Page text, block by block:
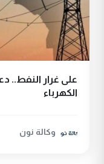
على غرار النفط..
الكهرباء
وكالة نون